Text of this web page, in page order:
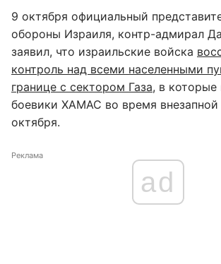
9 октября официальный
обороны Израиля, контр-адмирал
заявил, что израильские войска
контроль над всеми населенными
границе с сектором Газа, в которые
боевики ХАМАС во время внезапной
октября.
Реклама
ad